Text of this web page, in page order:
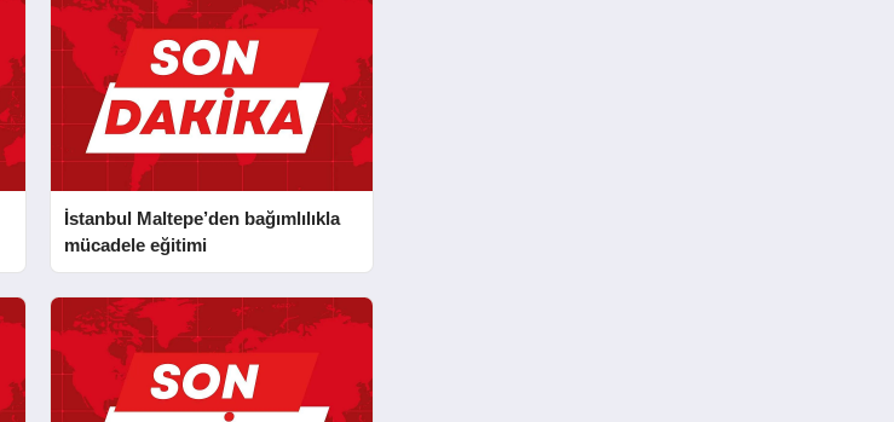
İstanbul Maltepe’den bağımlılıkla
mücadele eğitimi